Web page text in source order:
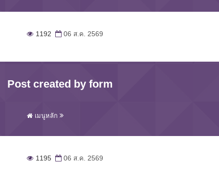
1192 06 ส.ค. 2569
Post created by form
เมนูหลัก
1195 06 ส.ค. 2569